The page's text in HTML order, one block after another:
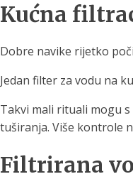
Kućna
Dobre navike rijetko
Jedan filter za vodu na
Takvi mali rituali mogu
tuširanja. Više kontrole
Filtrirana